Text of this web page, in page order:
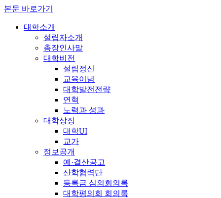
본문 바로가기
대학소개
설립자소개
총장인사말
대학비전
설립정신
교육이념
대학발전전략
연혁
노력과 성과
대학상징
대학UI
교가
정보공개
예·결산공고
산학협력단
등록금 심의회의록
대학평의회 회의록